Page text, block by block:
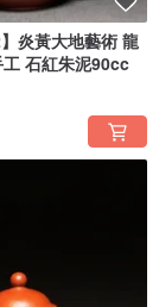
】炎黃大地藝術 龍
石紅朱泥90cc